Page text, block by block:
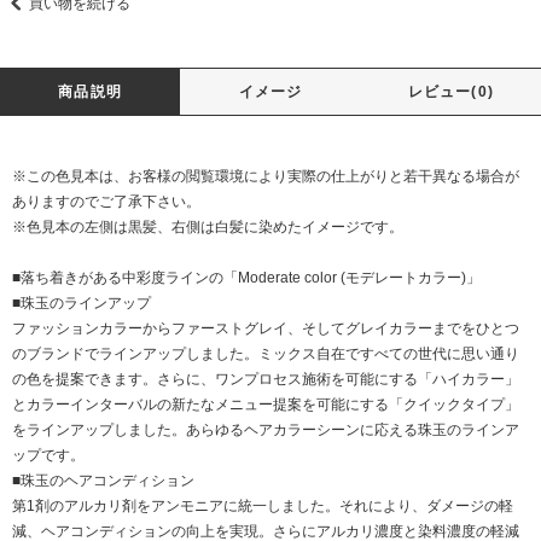
買い物を続ける
商品説明 イメージ レビュー(0)
※この色見本は、お客様の閲覧環境により実際の仕上がりと若干異なる場合が
ありますのでご了承下さい。
※色見本の左側は黒髪、右側は白髪に染めたイメージです。
■落ち着きがある中彩度ラインの「Moderate color (モデレートカラー)」
■珠玉のラインアップ
ファッションカラーからファーストグレイ、そしてグレイカラーまでをひとつ
のブランドでラインアップしました。ミックス自在ですべての世代に思い通り
の色を提案できます。さらに、ワンプロセス施術を可能にする「ハイカラー」
とカラーインターバルの新たなメニュー提案を可能にする「クイックタイプ」
をラインアップしました。あらゆるヘアカラーシーンに応える珠玉のラインア
ップです。
■珠玉のヘアコンディション
第1剤のアルカリ剤をアンモニアに統一しました。それにより、ダメージの軽
減、ヘアコンディションの向上を実現。さらにアルカリ濃度と染料濃度の軽減